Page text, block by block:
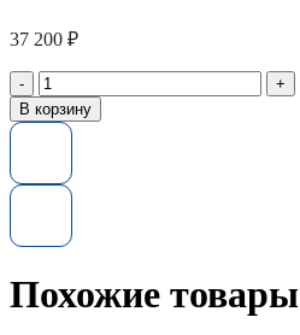
37 200 ₽
Количество
товара
Жесткий
HP
G10
4TB
7.2K
В корзину
Похожие товары